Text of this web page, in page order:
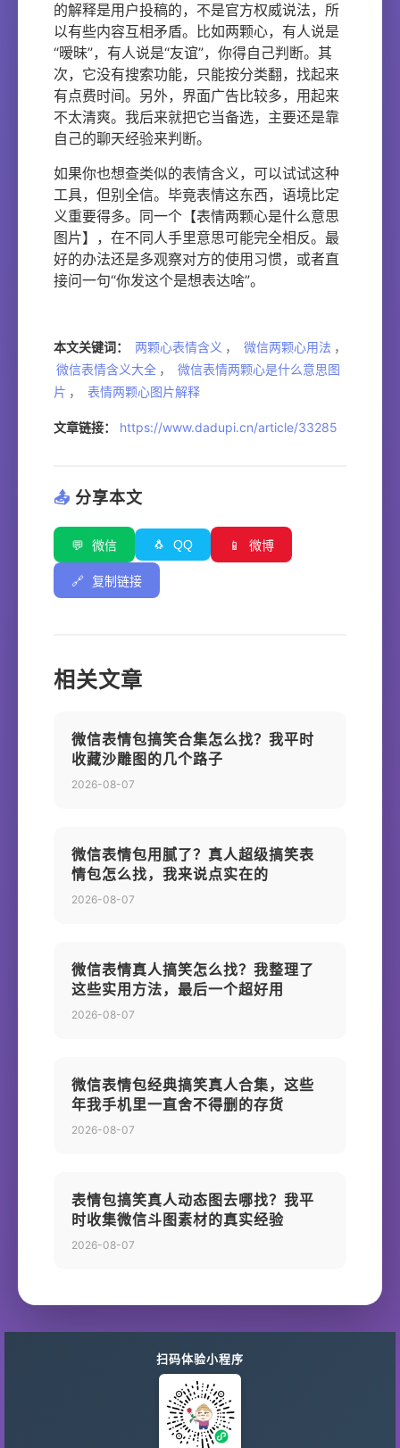
的解释是用户投稿的，不是官方权威说法，所
以有些内容互相矛盾。比如两颗心，有人说是
“暧昧”，有人说是“友谊”，你得自己判断。其
次，它没有搜索功能，只能按分类翻，找起来
有点费时间。另外，界面广告比较多，用起来
不太清爽。我后来就把它当备选，主要还是靠
自己的聊天经验来判断。
如果你也想查类似的表情含义，可以试试这种
工具，但别全信。毕竟表情这东西，语境比定
义重要得多。同一个【表情两颗心是什么意思
图片】，在不同人手里意思可能完全相反。最
好的办法还是多观察对方的使用习惯，或者直
接问一句“你发这个是想表达啥”。
本文关键词： 两颗心表情含义 ， 微信两颗心用法 ，
微信表情含义大全 ，
微信表情两颗心是什么意思图
片 ， 表情两颗心图片解释
文章链接： https://www.dadupi.cn/article/33285
📤 分享本文
💬 微信 🐧 QQ 📱 微博
🔗 复制链接
相关文章
微信表情包搞笑合集怎么找？我平时
收藏沙雕图的几个路子
2026-08-07
微信表情包用腻了？真人超级搞笑表
情包怎么找，我来说点实在的
2026-08-07
微信表情真人搞笑怎么找？我整理了
这些实用方法，最后一个超好用
2026-08-07
微信表情包经典搞笑真人合集，这些
年我手机里一直舍不得删的存货
2026-08-07
表情包搞笑真人动态图去哪找？我平
时收集微信斗图素材的真实经验
2026-08-07
扫码体验小程序